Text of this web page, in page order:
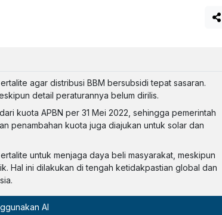
agar distribusi BBM bersubsidi tepat sasaran.
detail peraturannya belum dirilis.
kuota APBN per 31 Mei 2022, sehingga pemerintah
penambahan kuota juga diajukan untuk solar dan
untuk menjaga daya beli masyarakat, meskipun
Hal ini dilakukan di tengah ketidakpastian global dan
AI